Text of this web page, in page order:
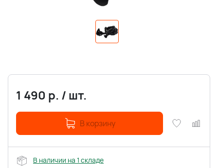
1 490 р. / шт.
В корзину
В наличии на 1 складе